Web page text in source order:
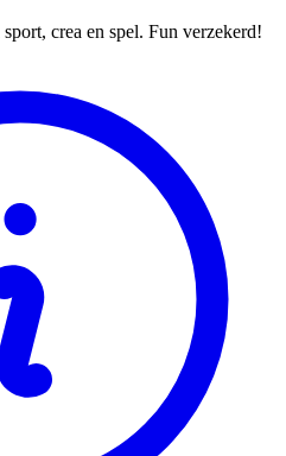
crea en spel. Fun verzekerd!